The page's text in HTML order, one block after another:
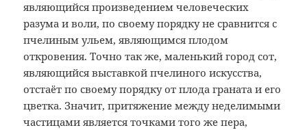
являющийся произведением человеческих
разума и воли, по своему порядку не сравнится с
пчелиным ульем, являющимся плодом
откровения. Точно так же, маленький город сот,
являющийся выставкой пчелиного искусства,
отстаёт по своему порядку от плода граната и его
цветка. Значит, притяжение между неделимыми
частицами является точками того же пера,